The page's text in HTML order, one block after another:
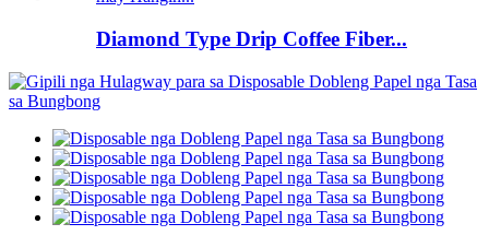
Diamond Type Drip Coffee Fiber...